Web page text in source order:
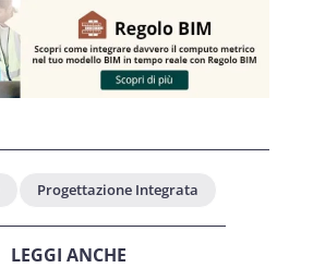
Progettazione Integrata
LEGGI ANCHE